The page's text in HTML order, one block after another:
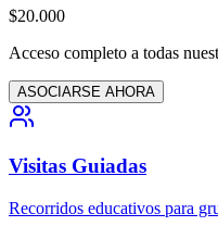
$20.000
Acceso completo a todas
ASOCIARSE AHORA
Visitas Guiadas
Recorridos educativos para